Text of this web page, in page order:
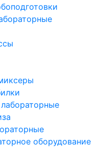
оборудование